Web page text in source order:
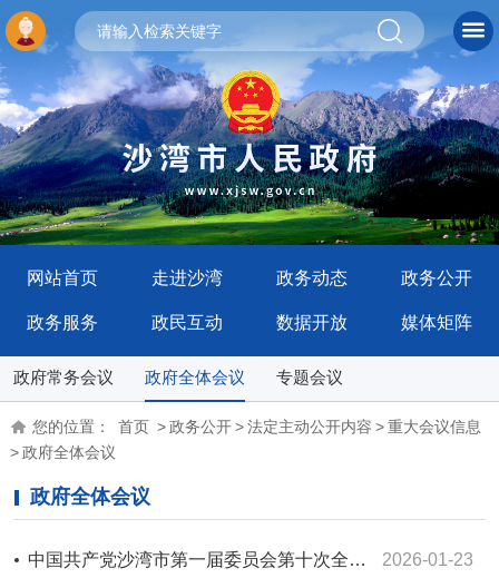
网站首页 走进沙湾 政务动态 政务公开
政务服务 政民互动 数据开放 媒体矩阵
政府常务会议 政府全体会议 专题会议
您的位置： 首页 >政务公开>法定主动公开内容 >重大会议信息
>政府全体会议
政府全体会议
2026-01-23
中国共产党沙湾市第一届委员会第十次全体会议暨市委经济工作会议召开